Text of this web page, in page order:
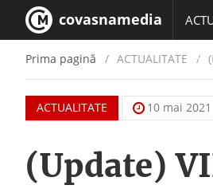
covasnamedia
Prima pagină ACTUALITATE /
ACTUALITATE 10 mai 2021
(Update)